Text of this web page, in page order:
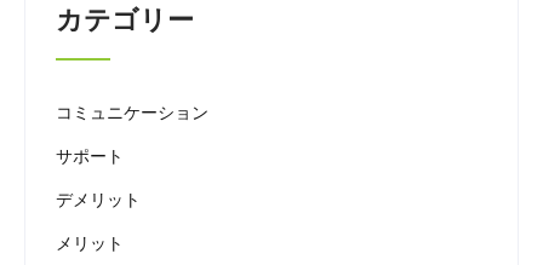
カテゴリー
コミュニケーション
サポート
デメリット
メリット